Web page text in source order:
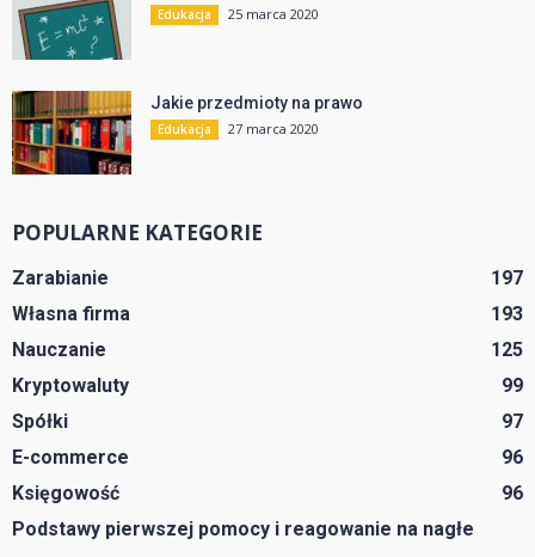
Edukacja 25 marca 2020
Jakie przedmioty na prawo
Edukacja 27 marca 2020
POPULARNE KATEGORIE
Zarabianie
197
Własna firma
193
Nauczanie
125
Kryptowaluty
99
Spółki
97
E-commerce
96
Księgowość
96
Podstawy pierwszej pomocy i reagowanie na nagłe